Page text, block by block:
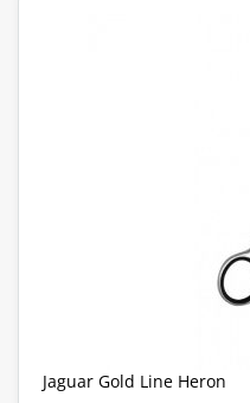
Jaguar Gold Line Heron